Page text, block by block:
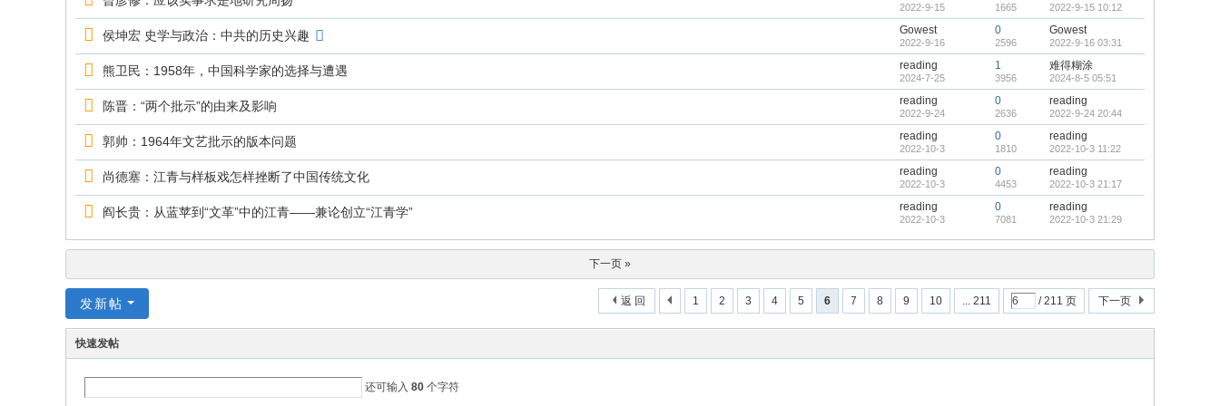
2022-9-15 1665 2022-9-15 10:12
侯坤宏 史学与政治：中共的历史兴趣 Gowest
2022-9-16
0
2596
Gowest
2022-9-16 03:31
熊卫民：1958年，中国科学家的选择与遭遇 reading
2024-7-25
1
3956
难得糊涂
2024-8-5 05:51
陈晋：“两个批示”的由来及影响 reading
2022-9-24
0
2636
reading
2022-9-24 20:44
郭帅：1964年文艺批示的版本问题 reading
2022-10-3
0
1810
reading
2022-10-3 11:22
尚德塞：江青与样板戏怎样挫断了中国传统文化 reading
2022-10-3
0
4453
reading
2022-10-3 21:17
阎长贵：从蓝苹到“文革”中的江青——兼论创立“江青学” reading
2022-10-3
0
7081
reading
2022-10-3 21:29
下一页 »
1 2 3 4 5 6 7 8 9 10 ... 211 / 211 页 下一页
返 回
发新帖
快速发帖
还可输入 80 个字符